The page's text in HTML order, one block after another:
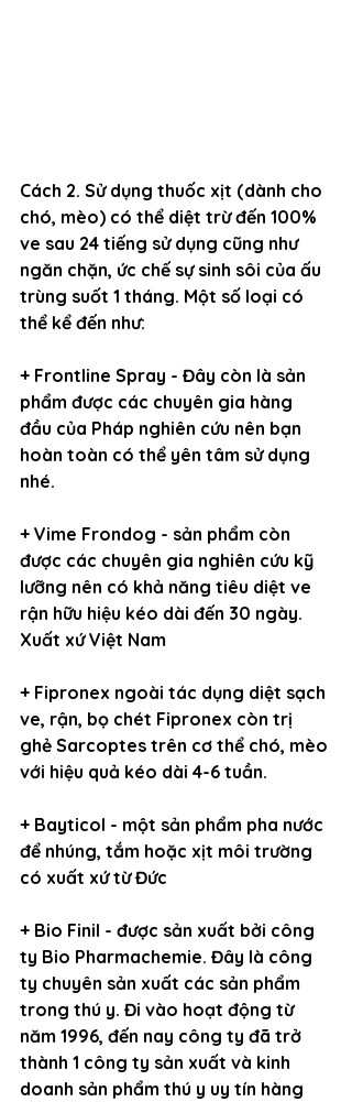
Cách 2. Sử dụng thuốc xịt (dành cho
chó, mèo) có thể diệt trừ đến 100%
ve sau 24 tiếng sử dụng cũng như
ngăn chặn, ức chế sự sinh sôi của ấu
trùng suốt 1 tháng. Một số loại có
thể kể đến như:
+ Frontline Spray - Đây còn là sản
phẩm được các chuyên gia hàng
đầu của Pháp nghiên cứu nên bạn
hoàn toàn có thể yên tâm sử dụng
nhé.
+ Vime Frondog - sản phẩm còn
được các chuyên gia nghiên cứu kỹ
lưỡng nên có khả năng tiêu diệt ve
rận hữu hiệu kéo dài đến 30 ngày.
Xuất xứ Việt Nam
+ Fipronex ngoài tác dụng diệt sạch
ve, rận, bọ chét Fipronex còn trị
ghẻ Sarcoptes trên cơ thể chó, mèo
với hiệu quả kéo dài 4-6 tuần.
+ Bayticol - một sản phẩm pha nước
để nhúng, tắm hoặc xịt môi trường
có xuất xứ từ Đức
+ Bio Finil - được sản xuất bởi công
ty Bio Pharmachemie. Đây là công
ty chuyên sản xuất các sản phẩm
trong thú y. Đi vào hoạt động từ
năm 1996, đến nay công ty đã trở
thành 1 công ty sản xuất và kinh
doanh sản phẩm thú y uy tín hàng